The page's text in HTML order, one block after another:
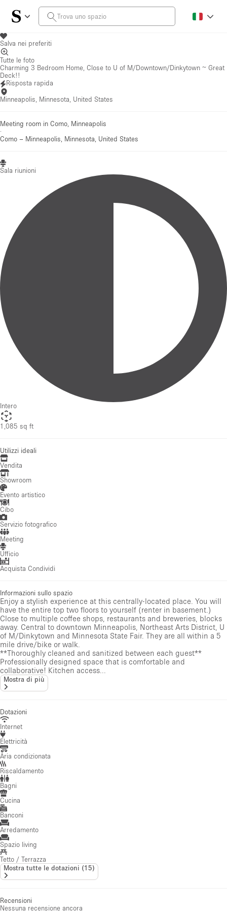
Salva nei preferiti
Tutte le foto
Charming 3 Bedroom Home, Close to U of M/Downtown/Dinkytown ~ Great
Deck!!
Risposta rapida
Minneapolis, Minnesota, United States
Meeting room in Como, Minneapolis
·
Como – Minneapolis, Minnesota, United States
Sala riunioni
Intero
1,085 sq ft
Utilizzi ideali
Vendita
Showroom
Evento artistico
Cibo
Servizio fotografico
Meeting
Ufficio
Acquista Condividi
Informazioni sullo spazio
Enjoy a stylish experience at this centrally-located place. You will
have the entire top two floors to yourself (renter in basement.)
Close to multiple coffee shops, restaurants and breweries, blocks
away. Central to downtown Minneapolis, Northeast Arts District, U
of M/Dinkytown and Minnesota State Fair. They are all within a 5
mile drive/bike or walk.
**Thoroughly cleaned and sanitized between each guest**
Professionally designed space that is comfortable and
collaborative! Kitchen access...
Mostra di più
Dotazioni
Internet
Elettricità
Aria condizionata
Riscaldamento
Bagni
Cucina
Banconi
Arredamento
Spazio living
Tetto / Terrazza
Mostra tutte le dotazioni (15)
Recensioni
Nessuna recensione ancora